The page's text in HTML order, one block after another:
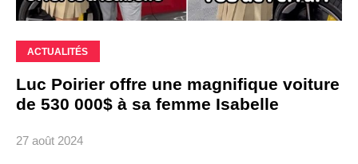
ACTUALITÉS
Luc Poirier offre une magnifique voiture
de 530 000$ à sa femme Isabelle
27 août 2024